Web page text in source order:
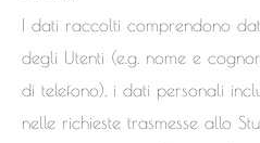
I dati raccolti comprendono
degli Utenti (e.g. nome e
di telefono), i dati personali
nelle richieste trasmesse allo